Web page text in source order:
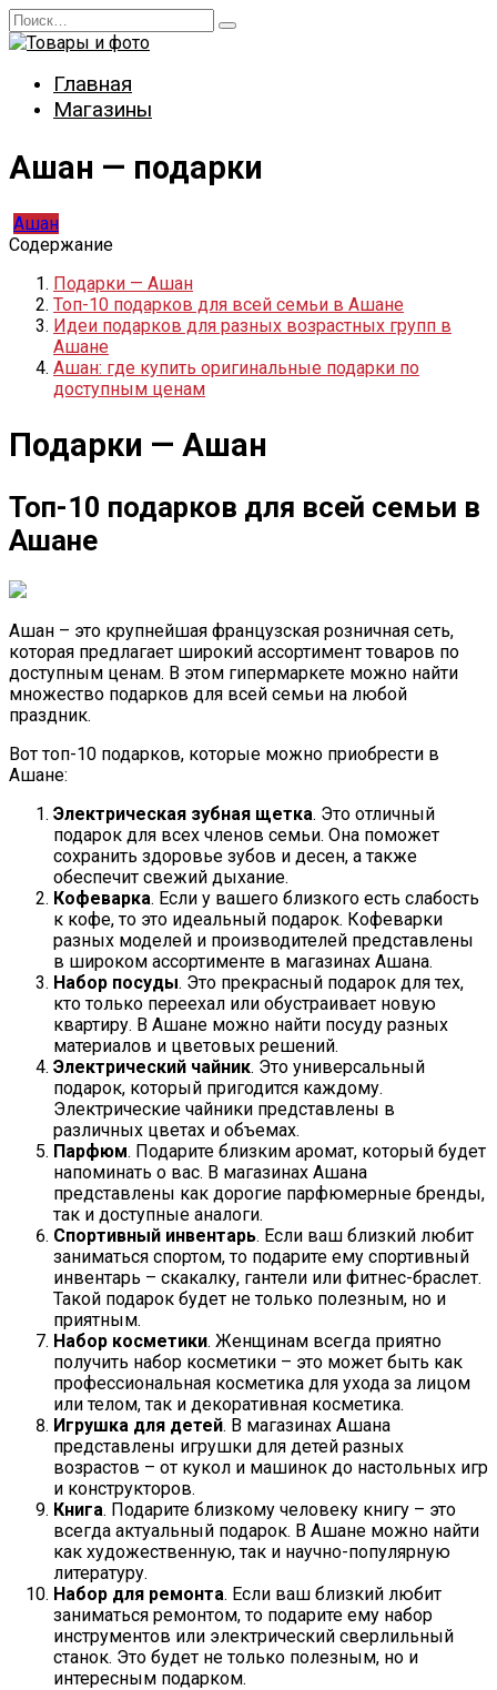
Перейти
к
Search
for:
Главная
Магазины
Ашан — подарки
Ашан
Содержание
Подарки — Ашан
Топ-10 подарков для всей семьи в Ашане
Идеи подарков для разных возрастных групп в
Ашане
Ашан: где купить оригинальные подарки по
доступным ценам
Подарки — Ашан
Топ-10 подарков для всей семьи в
Ашане
Ашан – это крупнейшая французская розничная сеть,
которая предлагает широкий ассортимент товаров по
доступным ценам. В этом гипермаркете можно найти
множество подарков для всей семьи на любой
праздник.
Вот топ-10 подарков, которые можно приобрести в
Ашане:
Электрическая зубная щетка. Это отличный
подарок для всех членов семьи. Она поможет
сохранить здоровье зубов и десен, а также
обеспечит свежий дыхание.
Кофеварка. Если у вашего близкого есть слабость
к кофе, то это идеальный подарок. Кофеварки
разных моделей и производителей представлены
в широком ассортименте в магазинах Ашана.
Набор посуды. Это прекрасный подарок для тех,
кто только переехал или обустраивает новую
квартиру. В Ашане можно найти посуду разных
материалов и цветовых решений.
Электрический чайник. Это универсальный
подарок, который пригодится каждому.
Электрические чайники представлены в
различных цветах и объемах.
Парфюм. Подарите близким аромат, который будет
напоминать о вас. В магазинах Ашана
представлены как дорогие парфюмерные бренды,
так и доступные аналоги.
Спортивный инвентарь. Если ваш близкий любит
заниматься спортом, то подарите ему спортивный
инвентарь – скакалку, гантели или фитнес-браслет.
Такой подарок будет не только полезным, но и
приятным.
Набор косметики. Женщинам всегда приятно
получить набор косметики – это может быть как
профессиональная косметика для ухода за лицом
или телом, так и декоративная косметика.
Игрушка для детей. В магазинах Ашана
представлены игрушки для детей разных
возрастов – от кукол и машинок до настольных игр
и конструкторов.
Книга. Подарите близкому человеку книгу – это
всегда актуальный подарок. В Ашане можно найти
как художественную, так и научно-популярную
литературу.
Набор для ремонта. Если ваш близкий любит
заниматься ремонтом, то подарите ему набор
инструментов или электрический сверлильный
станок. Это будет не только полезным, но и
интересным подарком.